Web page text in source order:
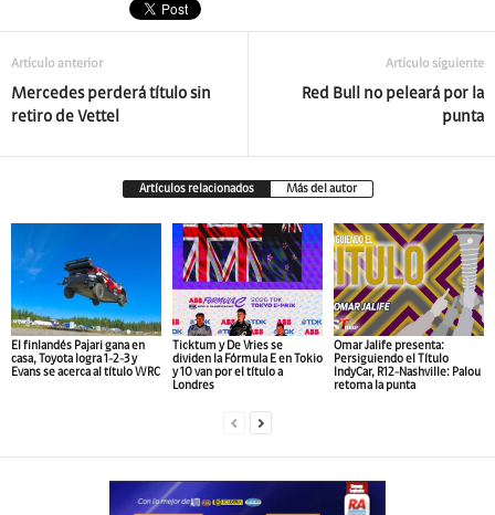
Artículo anterior
Mercedes perderá título sin
retiro de Vettel
Artículo siguiente
Red Bull no peleará por la
punta
Artículos relacionados Más del autor
El finlandés Pajari gana en
casa, Toyota logra 1-2-3 y
Evans se acerca al título WRC
Ticktum y De Vries se
dividen la Fórmula E en Tokio
y 10 van por el título a
Londres
Omar Jalife presenta:
Persiguiendo el Título
IndyCar, R12-Nashville: Palou
retoma la punta